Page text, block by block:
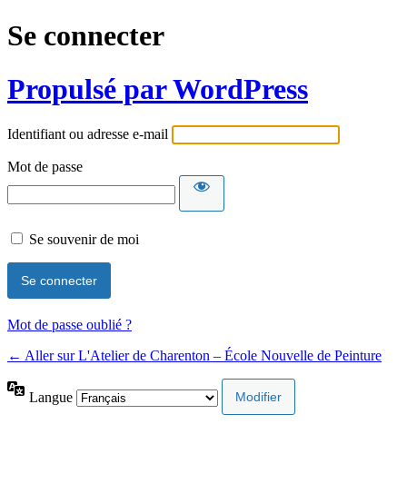
Se connecter
Propulsé par WordPress
Identifiant ou adresse e-mail
Mot de passe
Se souvenir de moi
Mot de passe oublié ?
← Aller sur L'Atelier de Charenton – École Nouvelle de Peinture
Langue